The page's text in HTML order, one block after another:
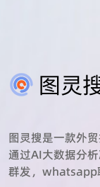
图灵搜是一款外
通过AI大数据分
群发，whatsapp